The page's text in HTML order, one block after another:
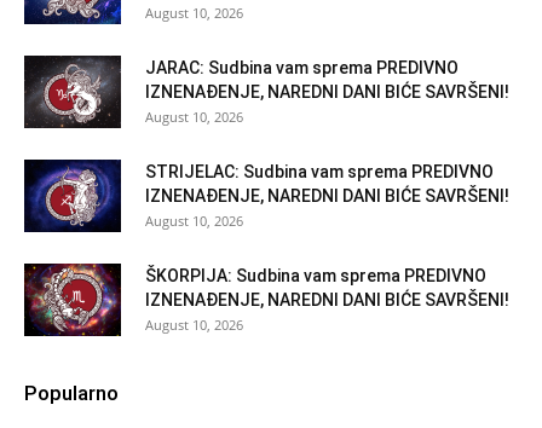
August 10, 2026
JARAC: Sudbina vam sprema PREDIVNO
IZNENAĐENJE, NAREDNI DANI BIĆE SAVRŠENI!
August 10, 2026
STRIJELAC: Sudbina vam sprema PREDIVNO
IZNENAĐENJE, NAREDNI DANI BIĆE SAVRŠENI!
August 10, 2026
ŠKORPIJA: Sudbina vam sprema PREDIVNO
IZNENAĐENJE, NAREDNI DANI BIĆE SAVRŠENI!
August 10, 2026
Popularno